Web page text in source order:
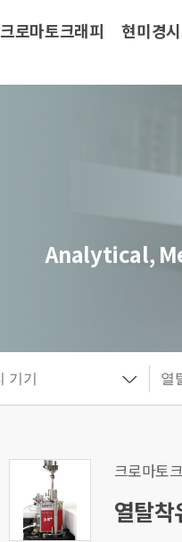
크로마토크래피 현미경
Analytical,
크로마토
열탈착